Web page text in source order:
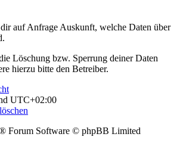
auf Anfrage Auskunft, welche Daten über
Löschung bzw. Sperrung deiner Daten
hierzu bitte den Betreiber.
UTC+02:00
Forum Software © phpBB Limited